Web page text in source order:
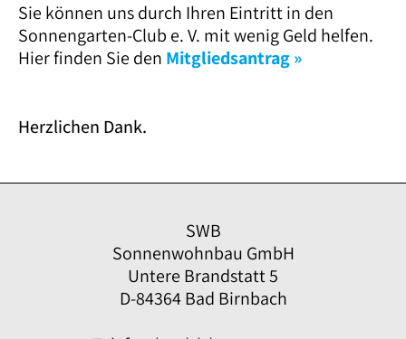
Sie können uns durch Ihren Eintritt in den
Sonnengarten-Club e. V. mit wenig Geld helfen.
Hier finden Sie den Mitgliedsantrag »
Herzlichen Dank.
SWB
Sonnenwohnbau GmbH
Untere Brandstatt 5
D-84364 Bad Birnbach